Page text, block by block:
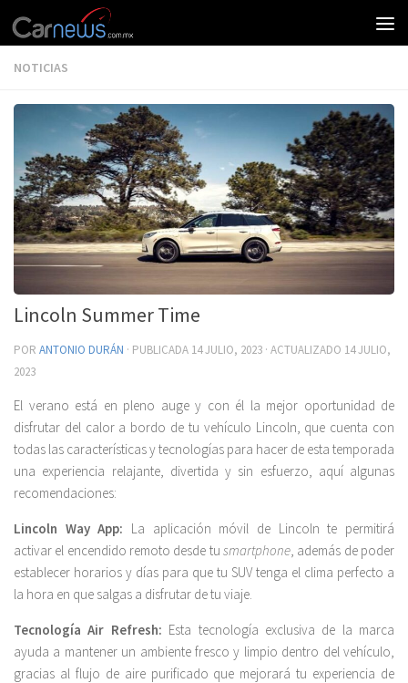
NOTICIAS
Lincoln Summer Time
POR ANTONIO DURÁN · PUBLICADA 14 JULIO, 2023 · ACTUALIZADO 14 JULIO,
2023
El verano está en pleno auge y con él la mejor oportunidad de
disfrutar del calor a bordo de tu vehículo Lincoln, que cuenta con
todas las características y tecnologías para hacer de esta temporada
una experiencia relajante, divertida y sin esfuerzo, aquí algunas
recomendaciones:
Lincoln Way App: La aplicación móvil de Lincoln te permitirá
activar el encendido remoto desde tu smartphone, además de poder
establecer horarios y días para que tu SUV tenga el clima perfecto a
la hora en que salgas a disfrutar de tu viaje.
Tecnología Air Refresh: Esta tecnología exclusiva de la marca
ayuda a mantener un ambiente fresco y limpio dentro del vehículo,
gracias al flujo de aire purificado que mejorará tu experiencia de